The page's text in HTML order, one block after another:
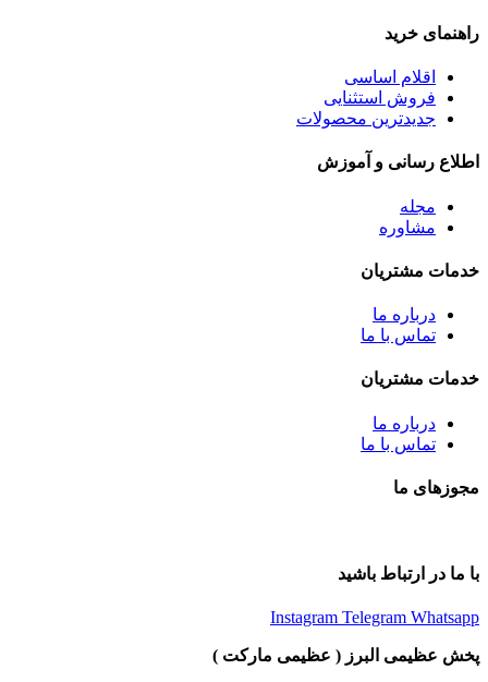
راهنمای خرید
اقلام اساسی
فروش استثنایی
جدیدترین محصولات
اطلاع رسانی و آموزش
مجله
مشاوره
خدمات مشتریان
درباره ما
تماس با ما
خدمات مشتریان
درباره ما
تماس با ما
مجوزهای ما
با ما در ارتباط باشید
Instagram Telegram Whatsapp
پخش عظیمی البرز ( عظیمی مارکت )